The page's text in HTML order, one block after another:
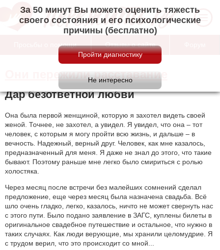
За 50 минут Вы можете оценить тяжесть
своего состояния и его психологические
причины (бесплатно)
Просьбы о помощи Отзывы о сайте
Они пережили расставание
Дар безответной любви
Она была первой женщиной, которую я захотел видеть своей
женой. Точнее, не захотел, а увидел. Я увидел, что она – тот
человек, с которым я могу пройти всю жизнь, и дальше – в
вечность. Надежный, верный друг. Человек, как мне казалось,
предназначенный для меня. Я даже не знал до этого, что такие
бывают. Поэтому раньше мне легко было смириться с ролью
холостяка.
Через месяц после встречи без малейших сомнений сделал
предложение, еще через месяц была назначена свадьба. Всё
шло очень гладко, легко, казалось, ничто не может свернуть нас
с этого пути. Было подано заявление в ЗАГС, куплены билеты в
оригинальное свадебное путешествие и остальное, что нужно в
таких случаях. Как люди верующие, мы хранили целомудрие. Я
с трудом верил, что это происходит со мной...